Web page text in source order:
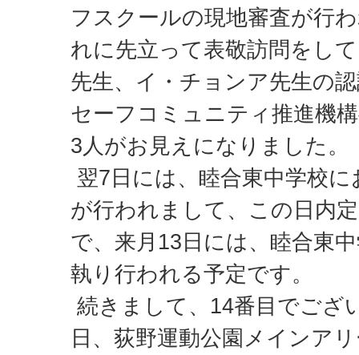
フスクールの現地審査が行
れに先立って表敬訪問をし
先生、イ・チョンア先生の
セーフコミュニティ推進機
3人がお見えになりました。
翌7日には、睦合東中学校
が行われまして、この日内
で、来月13日には、睦合東
執り行われる予定です。
続きまして、14番目でござ
日、荻野運動公園メインア